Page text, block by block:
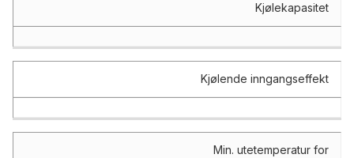
Kjølekapasitet
Kjølende inngangseffekt
Min. utetemperatur for